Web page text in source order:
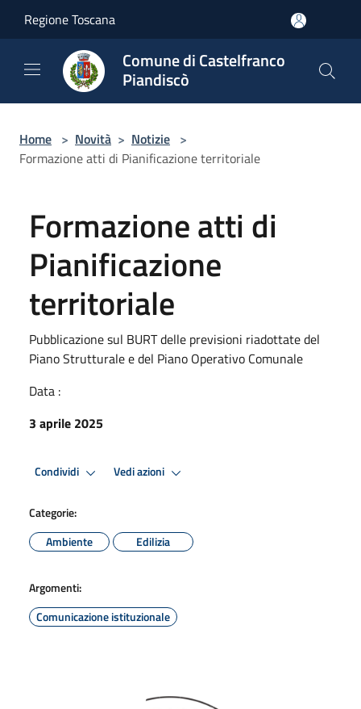
Regione Toscana
Comune di Castelfranco
Piandiscò
Home > Novità > Notizie >
Formazione atti di Pianificazione territoriale
Formazione atti di
Pianificazione
territoriale
Pubblicazione sul BURT delle previsioni riadottate del
Piano Strutturale e del Piano Operativo Comunale
Data :
3 aprile 2025
Condividi Vedi azioni
Categorie:
Ambiente
Edilizia
Argomenti:
Comunicazione istituzionale